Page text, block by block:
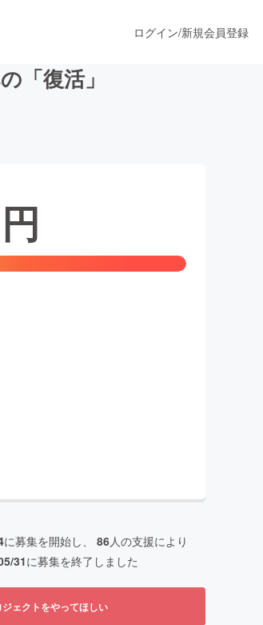
ァッション
ログイン/新規会員登録
「復活」
円
に募集を開始し、 86人の支援により
31に募集を終了しました
ェクトをやってほしい